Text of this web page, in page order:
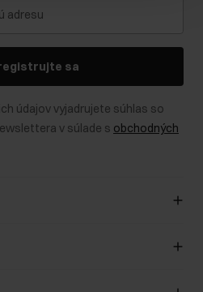
sa
údajov vyjadrujete súhlas so
v súlade s obchodných